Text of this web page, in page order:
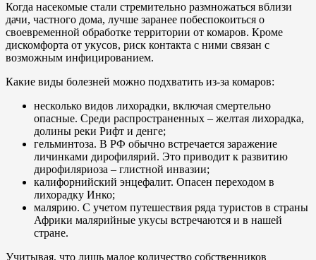
Когда насекомые стали стремительно размножаться вблизи
дачи, частного дома, лучше заранее побеспокоиться о
своевременной обработке территории от комаров. Кроме
дискомфорта от укусов, риск контакта с ними связан с
возможным инфицированием.
Какие виды болезней можно подхватить из-за комаров:
несколько видов лихорадки, включая смертельно
опасные. Среди распространенных – желтая лихорадка,
долины реки Рифт и денге;
гельминтоза. В РФ обычно встречается заражение
личинками дирофилярий. Это приводит к развитию
дирофиляриоза – глистной инвазии;
калифорнийский энцефалит. Опасен переходом в
лихорадку Инко;
малярию. С учетом путешествия ряда туристов в страны
Африки малярийные укусы встречаются и в нашей
стране.
Учитывая, что лишь малое количество собственников